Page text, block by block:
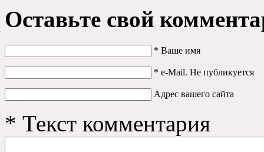
Оставьте свой
* Ваше имя
* e-Mail. Не публикуется
Адрес вашего сайта
* Текст комментария